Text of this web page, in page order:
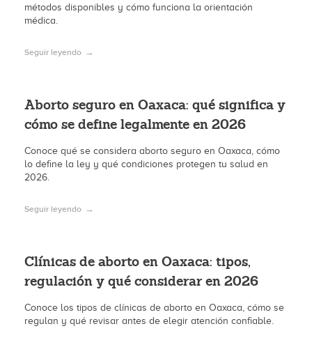
métodos disponibles y cómo funciona la orientación
médica.
Seguir leyendo
Aborto seguro en Oaxaca: qué significa y
cómo se define legalmente en 2026
Conoce qué se considera aborto seguro en Oaxaca, cómo
lo define la ley y qué condiciones protegen tu salud en
2026.
Seguir leyendo
Clínicas de aborto en Oaxaca: tipos,
regulación y qué considerar en 2026
Conoce los tipos de clínicas de aborto en Oaxaca, cómo se
regulan y qué revisar antes de elegir atención confiable.